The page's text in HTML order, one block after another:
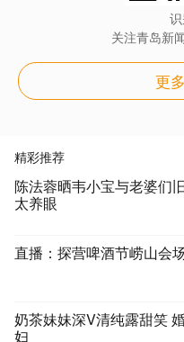
关注青岛新
更
精彩推荐
陈法蓉晒韦小宝与老婆们
太养眼
直播：探营啤酒节崂山会
奶茶妹妹深V清纯露甜笑
妇